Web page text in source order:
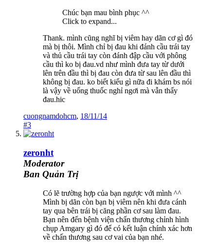
Chúc bạn mau bình phục ^^
Click to expand...
Thank. mình cũng nghĩ bị viêm hay dãn cơ gì đó
mà bị thôi. Mình chỉ bị đau khi đánh cầu trái tay
và thủ cầu trái tay còn đánh đập cầu với phông
cầu thì ko bị đau.vd như mình đưa tay từ dưới
lên trên đầu thì bị đau còn đưa từ sau lên đầu thì
không bị đau. ko biết kiểu gì nữa đi khám bs nói
là vậy về uống thuốc nghỉ ngơi mà vẫn thấy
đau.hic
cuongnamdohcm, 18/11/14
#3
zeronht
Moderator
Ban Quản Trị
Có lẽ trường hợp của bạn ngược với mình ^^
Mình bị dãn còn bạn bị viêm nên khi đưa cánh
tay qua bên trái bị căng phần cơ sau làm đau.
Bạn nên đến bệnh viện chấn thương chỉnh hình
chụp Amgary gì đó để có kết luận chính xác hơn
về chấn thương sau cơ vai của bạn nhé.